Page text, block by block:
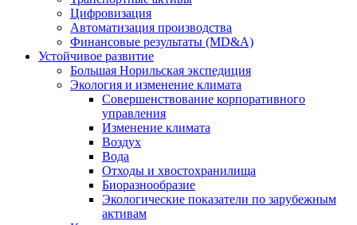
Цифровизация
Автоматизация производства
Финансовые результаты (MD&A)
Устойчивое развитие
Большая Норильская экспедиция
Экология и изменение климата
Совершенствование корпоративного
управления
Изменение климата
Воздух
Вода
Отходы и хвостохранилища
Биоразнообразие
Экологические показатели по зарубежным
активам